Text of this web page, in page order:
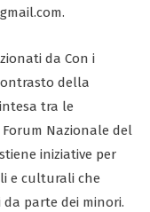
da Con i
della
tra le
Nazionale del
iniziative per
e culturali che
da parte dei minori.